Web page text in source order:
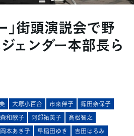
」街頭演説会で野
ェンダー本部長ら
大塚小百合 市來伴子
篠田奈保子
和歌子 阿部祐美子
髙松智之
岡本あき子 早稲田ゆき
吉田はるみ